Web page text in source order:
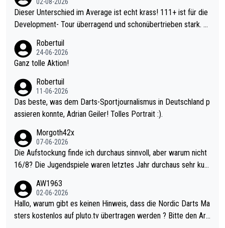
Dieser Unterschied im Average ist echt krass! 111+ ist für die
Development- Tour überragend und schonübertrieben stark. U
mal 40+ erst recht. Da gewinnst keinen Blumentopf - ist ja noc
h krasser wie ein Pokalspiel eines Kreisligisten vs einem Bund
Robertuil
24-06-2026
Ganz tolle Aktion!
Robertuil
11-06-2026
Das beste, was dem Darts-Sportjournalismus in Deutschland p
assieren konnte, Adrian Geiler! Tolles Portrait :).
Morgoth42x
07-06-2026
Die Aufstockung finde ich durchaus sinnvoll, aber warum nicht
16/8? Die Jugendspiele waren letztes Jahr durchaus sehr kurz
Allerdings ist Mitchell Lawrie als Nummer 1 der Welt eh qualifi
ziert. Somit ändert die automatische Qualifikation des Weltmei
sters erstmal nichts. Ich denke sie wollen damit für nächstes J
AW1963
02-06-2026
Hallo, warum gibt es keinen Hinweis, dass die Nordic Darts Ma
sters kostenlos auf pluto.tv übertragen werden ? Bitte den Arti